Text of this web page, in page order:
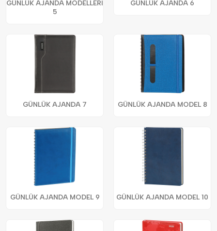
GÜNLÜK AJANDA MODELLERİ
5
GÜNLÜK AJANDA 6
GÜNLÜK AJANDA 7 GÜNLÜK AJANDA MODEL 8
GÜNLÜK AJANDA MODEL 9 GÜNLÜK AJANDA MODEL 10